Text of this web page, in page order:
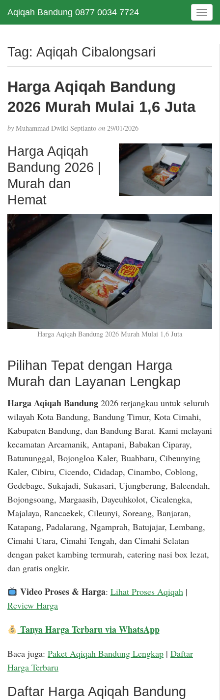
Aqiqah Bandung 0877 0034 7724
T
o
e
t
Tag: Aqiqah Cibalongsari
Harga Aqiqah Bandung
2026 Murah Mulai 1,6 Juta
by Muhammad Dwiki Septianto on 29/01/2026
Harga Aqiqah
Bandung 2026 |
Murah dan
Hemat
Harga Aqiqah Bandung 2026 Murah Mulai 1,6 Juta
Pilihan Tepat dengan Harga
Murah dan Layanan Lengkap
Harga Aqiqah Bandung 2026 terjangkau untuk seluruh
wilayah Kota Bandung, Bandung Timur, Kota Cimahi,
Kabupaten Bandung, dan Bandung Barat. Kami melayani
kecamatan Arcamanik, Antapani, Babakan Ciparay,
Batununggal, Bojongloa Kaler, Buahbatu, Cibeunying
Kaler, Cibiru, Cicendo, Cidadap, Cinambo, Coblong,
Gedebage, Sukajadi, Sukasari, Ujungberung, Baleendah,
Bojongsoang, Margaasih, Dayeuhkolot, Cicalengka,
Majalaya, Rancaekek, Cileunyi, Soreang, Banjaran,
Katapang, Padalarang, Ngamprah, Batujajar, Lembang,
Cimahi Utara, Cimahi Tengah, dan Cimahi Selatan
dengan paket kambing termurah, catering nasi box lezat,
dan gratis ongkir.
Video Proses & Harga: Lihat Proses Aqiqah|
Review Harga
Tanya Harga Terbaru via WhatsApp
Baca juga: Paket Aqiqah Bandung Lengkap | Daftar
Harga Terbaru
Daftar Harga Aqiqah Bandung